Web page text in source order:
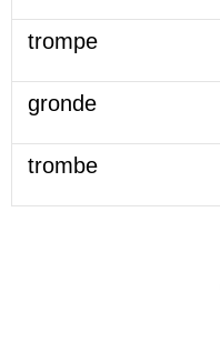
trompe
gronde
trombe